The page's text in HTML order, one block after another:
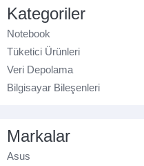
Kategoriler
Notebook
Tüketici Ürünleri
Veri Depolama
Bilgisayar Bileşenleri
Markalar
Asus